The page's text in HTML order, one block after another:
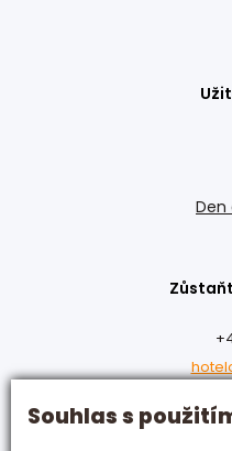
Souhlas s